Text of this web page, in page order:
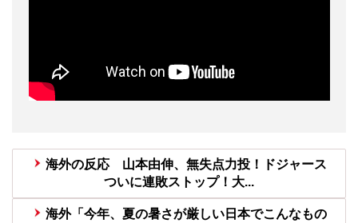
海外の反応 山本由伸、無失点力投！ドジャース
ついに連敗ストップ！大...
海外「今年、夏の暑さが厳しい日本でこんなもの